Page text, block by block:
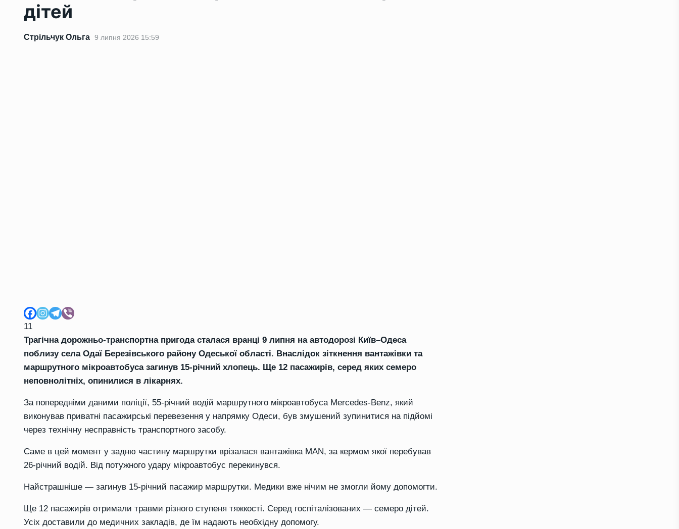
дітей
Стрільчук Ольга 9 липня 2026 15:59
11
Трагічна дорожньо-транспортна пригода сталася вранці 9 липня на автодорозі Київ–Одеса
поблизу села Одаї Березівського району Одеської області. Внаслідок зіткнення вантажівки та
маршрутного мікроавтобуса загинув 15-річний хлопець. Ще 12 пасажирів, серед яких семеро
неповнолітніх, опинилися в лікарнях.
За попередніми даними поліції, 55-річний водій маршрутного мікроавтобуса Mercedes-Benz, який
виконував приватні пасажирські перевезення у напрямку Одеси, був змушений зупинитися на підйомі
через технічну несправність транспортного засобу.
Саме в цей момент у задню частину маршрутки врізалася вантажівка MAN, за кермом якої перебував
26-річний водій. Від потужного удару мікроавтобус перекинувся.
Найстрашніше — загинув 15-річний пасажир маршрутки. Медики вже нічим не змогли йому допомогти.
Ще 12 пасажирів отримали травми різного ступеня тяжкості. Серед госпіталізованих — семеро дітей.
Усіх доставили до медичних закладів, де їм надають необхідну допомогу.